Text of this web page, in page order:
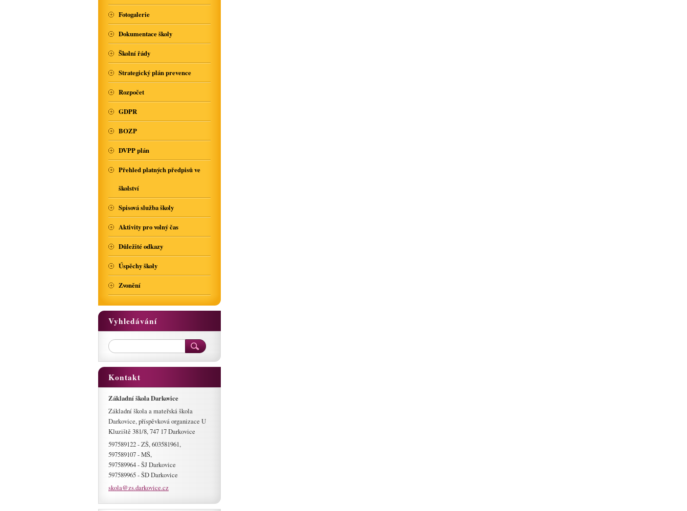
Fotogalerie
Dokumentace školy
Školní řády
Strategický plán prevence
Rozpočet
GDPR
BOZP
DVPP plán
Přehled platných předpisů ve
školství
Spisová služba školy
Aktivity pro volný čas
Důležité odkazy
Úspěchy školy
Zvonění
Vyhledávání
Kontakt
Základní škola Darkovice
Základní škola a mateřská škola
Darkovice, příspěvková organizace U
Kluziště 381/8, 747 17 Darkovice
597589122 - ZŠ, 603581961,
597589107 - MŠ,
597589964 - ŠJ Darkovice
597589965 - ŠD Darkovice
skola@zs.darkovice.cz